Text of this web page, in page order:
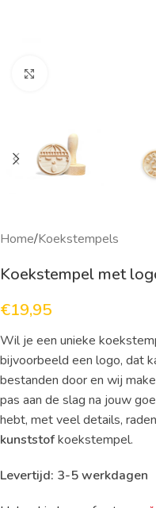
Home/Koekstempels
Koekstempel met
€19,95
Wil je een unieke
bijvoorbeeld een logo, dat
bestanden door en wij
pas aan de slag na jouw
hebt, met veel details,
kunststofkoekstempel.
Levertijd: 3-5 werkdagen